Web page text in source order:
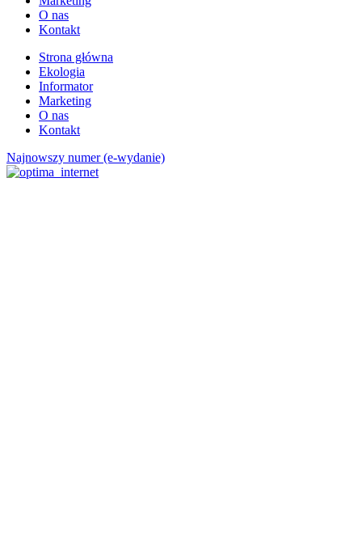
O nas
Kontakt
Strona główna
Ekologia
Informator
Marketing
O nas
Kontakt
Najnowszy numer (e-wydanie)